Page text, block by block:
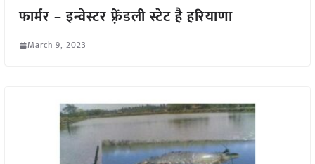
फार्मर – इन्वेस्टर फ़्रेंडली स्टेट है हरियाणा
March 9, 2023